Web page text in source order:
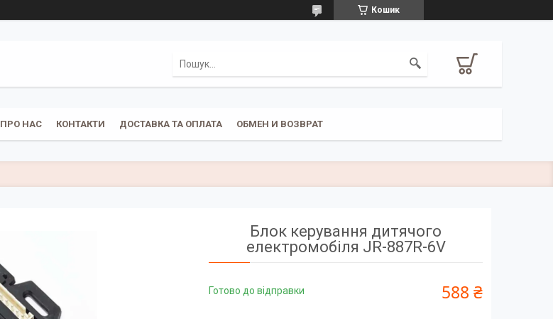
Кошик
ПРО НАС КОНТАКТИ ДОСТАВКА ТА ОПЛАТА ОБМЕН И ВОЗВРАТ
Блок керування дитячого
електромобіля JR-887R-6V
Готово до відправки 588 ₴